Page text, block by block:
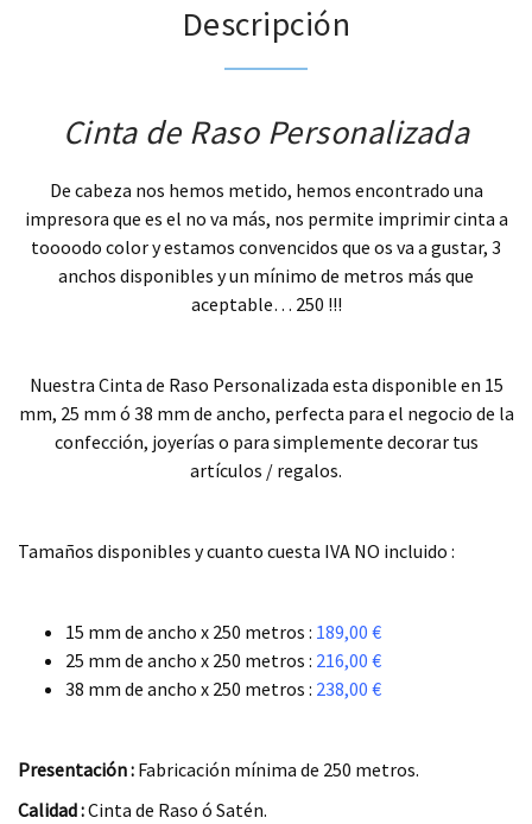
Descripción
Cinta de Raso Personalizada
De cabeza nos hemos metido, hemos encontrado una
impresora que es el no va más, nos permite imprimir cinta a
toooodo color y estamos convencidos que os va a gustar, 3
anchos disponibles y un mínimo de metros más que
aceptable… 250 !!!
Nuestra Cinta de Raso Personalizada esta disponible en 15
mm, 25 mm ó 38 mm de ancho, perfecta para el negocio de la
confección, joyerías o para simplemente decorar tus
artículos / regalos.
Tamaños disponibles y cuanto cuesta IVA NO incluido :
15 mm de ancho x 250 metros : 189,00 €
25 mm de ancho x 250 metros : 216,00 €
38 mm de ancho x 250 metros : 238,00 €
Presentación : Fabricación mínima de 250 metros.
Calidad :Cinta de Raso ó Satén.